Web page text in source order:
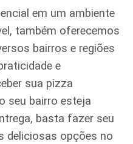
em um ambiente
também oferecemos
bairros e regiões
e
sua pizza
seu bairro esteja
basta fazer seu
deliciosas opções no